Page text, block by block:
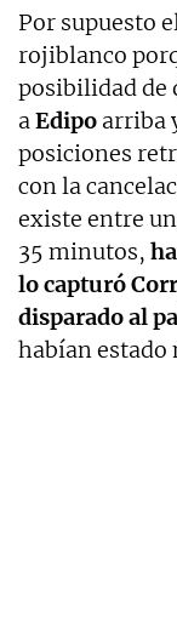
Por supuesto
rojiblanco
posibilidad de
aEdipo arriba
posiciones
con la
existe entre
35 minutos,
lo capturó
disparado al
habían estado